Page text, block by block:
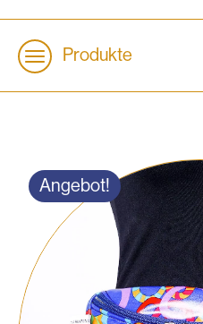
Produkte
Angebot!